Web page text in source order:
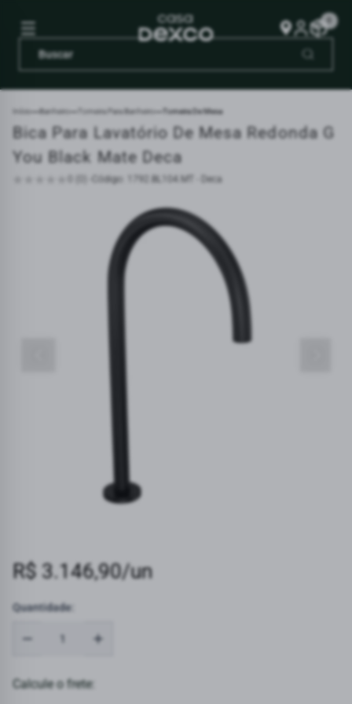
Início Banheiro Torneira Para Banheiro Torneira De Mesa
Bica Para Lavatório De Mesa Redonda G
You Black Mate Deca
Código: 1792.BL104.MT - Deca
R$ 3.146,90/un
Quantidade:
Calcule o frete: